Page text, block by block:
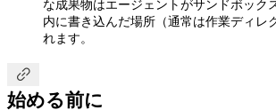
な成果物はエージェントがサンドボック
内に書き込んだ場所（通常は作業ディレ
れます。

始める前に